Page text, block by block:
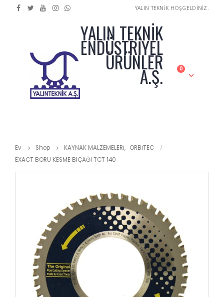
YALIN TEKNİK HOŞGELDİNİZ.
YALIN TEKNİK
ENDÜSTRİYEL
ÜRÜNLER
A.Ş. 0
Ev Shop KAYNAK MALZEMELERİ, ORBİTEC
EXACT BORU KESME BIÇAĞI TCT 140